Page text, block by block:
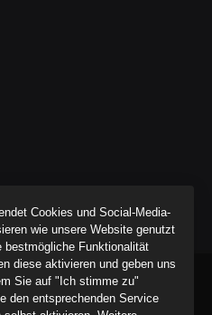
Cookies und Social-Media-
wie unsere Website genutzt
bestmögliche Funktionalität
diese aktivieren und geben uns
Sie auf "Ich stimme zu"
den entsprechenden Service